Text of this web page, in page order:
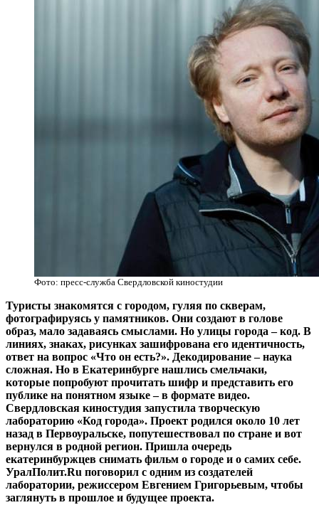
Фото: пресс-служба Свердловской киностудии
Туристы знакомятся с городом, гуляя по скверам,
фотографируясь у памятников. Они создают в голове
образ, мало задаваясь смыслами. Но улицы города – код. В
линиях, знаках, рисунках зашифрована его идентичность,
ответ на вопрос «Что он есть?». Декодирование – наука
сложная. Но в Екатеринбурге нашлись смельчаки,
которые попробуют прочитать шифр и представить его
публике на понятном языке – в формате видео.
Свердловская киностудия запустила творческую
лабораторию «Код города». Проект родился около 10 лет
назад в Первоуральске, попутешествовал по стране и вот
вернулся в родной регион. Пришла очередь
екатеринбуржцев снимать фильм о городе и о самих себе.
УралПолит.Ru поговорил с одним из создателей
лаборатории, режиссером Евгением Григорьевым, чтобы
заглянуть в прошлое и будущее проекта.